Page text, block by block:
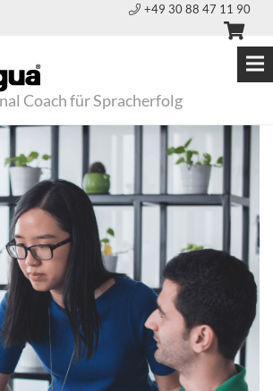
+49 30 88 47 11 90
Coach für Spracherfolg